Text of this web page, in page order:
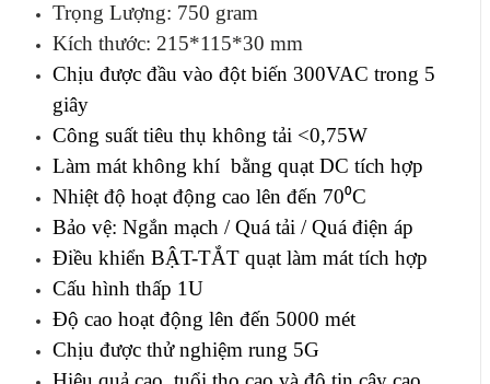
Trọng Lượng: 750 gram
Kích thước: 215*115*30 mm
Chịu được đầu vào đột biến 300VAC trong 5
giây
Công suất tiêu thụ không tải <0,75W
Làm mát không khí bằng quạt DC tích hợp
Nhiệt độ hoạt động cao lên đến 70⁰C
Bảo vệ: Ngắn mạch / Quá tải / Quá điện áp
Điều khiển BẬT-TẮT quạt làm mát tích hợp
Cấu hình thấp 1U
Độ cao hoạt động lên đến 5000 mét
Chịu được thử nghiệm rung 5G